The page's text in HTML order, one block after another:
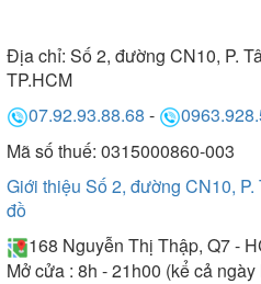
Địa chỉ: Số 2, đường CN10, P.
TP.HCM
07.92.93.88.68 -
Mã số thuế: 0315000860-003
Giới thiệu Số 2, đường CN10,
đồ
168 Nguyễn Thị Thập, Q7 -
Mở cửa : 8h - 21h00 (kể cả ngày